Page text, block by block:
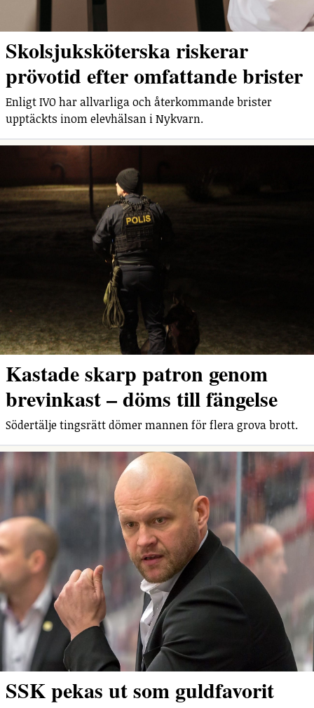
Skolsjuksköterska riskerar
prövotid efter omfattande brister
Enligt IVO har allvarliga och återkommande brister
upptäckts inom elevhälsan i Nykvarn.
Kastade skarp patron genom
brevinkast – döms till fängelse
Södertälje tingsrätt dömer mannen för flera grova brott.
SSK pekas ut som guldfavorit